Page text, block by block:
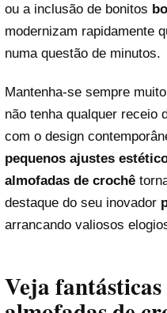
ou a inclusão de bonitos
modernizam rapidamente
numa questão de minutos.
Mantenha-se sempre
não tenha qualquer receio
com o design
pequenos ajustes
almofadas de crochê
destaque do seu inovador
arrancando valiosos
Veja